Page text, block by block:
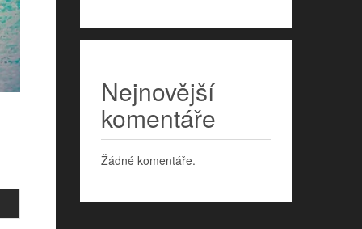
Nejnovější
komentáře
Žádné komentáře.